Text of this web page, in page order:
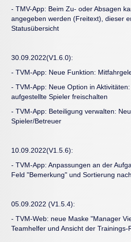
- TMV-App: Beim Zu- oder Absagen
angegeben werden (Freitext), dieser
Statusübersicht
30.09.2022(V1.6.0):
- TVM-App: Neue Funktion:
- TVM-App: Neue Option in
aufgestellte Spieler freischalten
- TVM-App: Beteiligung verwalten:
Spieler/Betreuer
10.09.2022(V1.5.6):
- TVM-App: Anpassungen an der
Feld "Bemerkung" und Sortierung
05.09.2022 (V1.5.4):
- TVM-Web: neue Maske "Manager
Teamhelfer und Ansicht der Trainings-